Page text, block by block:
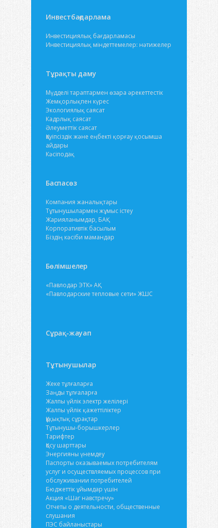
Инвестбағдарлама
Инвестициялық бағдарламасы
Инвестициялық міндеттемелер: нәтижелер
Тұрақты даму
Мүдделі тараптармен өзара әрекеттестік
Жемқорлықпен күрес
Экологиялық саясат
Кадрлық саясат
Әлеуметтік саясат
Қауіпсіздік және еңбекті қорғау қосымша
айдары
Кәсіподақ
Баспасөз
Компания жаналықтары
Тұтынушылармен жұмыс істеу
Жарияланымдар, БАҚ
Корпоративтік басылым
Біздің кәсіби мамандар
Бөлімшелер
«Павлодар ЭТК» АҚ
«Павлодарские тепловые сети» ЖШС
Сұрақ-жауап
Тұтынушылар
Жеке тұлғаларға
Заңды тұлғаларға
Жалпы үйлік электр желілері
Жалпы үйлік қажеттіліктер
Құқықтық сұрақтар
Тұтынушы-борышкерлер
Тарифтер
Қосу шарттары
Энергияны үнемдеу
Паспорты оказываемых потребителям
услуг и осуществляемых процессов при
обслуживании потребителей
Бюджеттік ұйымдар үшін
Акция «Шаг навстречу»
Отчеты о деятельности, общественные
слушания
ПЭС байланыстары